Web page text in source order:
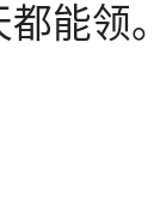
都能领